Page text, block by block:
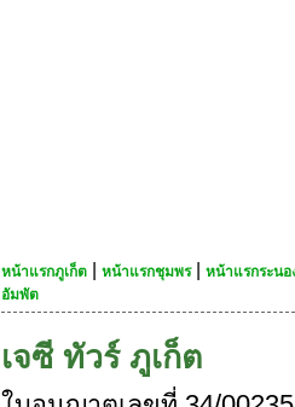
หน้าแรกภูเก็ต หน้าแรกชุมพร|
หน้าแรกระนอ
อัมพัต
เจซี ทัวร์ ภูเก็ต